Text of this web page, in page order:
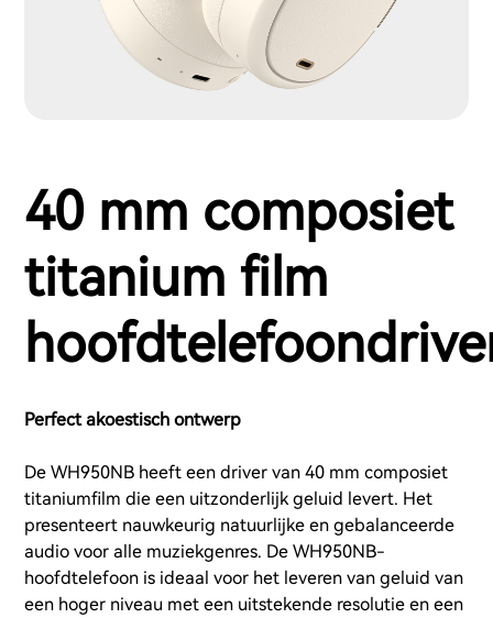
40 mm composiet
titanium film
Perfect akoestisch ontwerp
De WH950NB heeft een driver van 40 mm composiet
titaniumfilm die een uitzonderlijk geluid levert. Het
presenteert nauwkeurig natuurlijke en gebalanceerde
audio voor alle muziekgenres. De WH950NB-
hoofdtelefoon is ideaal voor het leveren van geluid van
een hoger niveau met een uitstekende resolutie en een